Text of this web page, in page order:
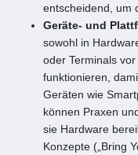
entscheidend, um
Geräte- und
sowohl in
oder Terminals
funktionieren,
Geräten wie
können Praxen
sie Hardware
Konzepte („Bring